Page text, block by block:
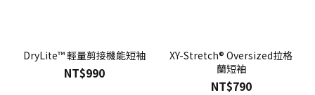
DryLite™ 輕量剪接機能短袖
NT$990
XY-Stretch® Oversized拉格
蘭短袖
NT$790